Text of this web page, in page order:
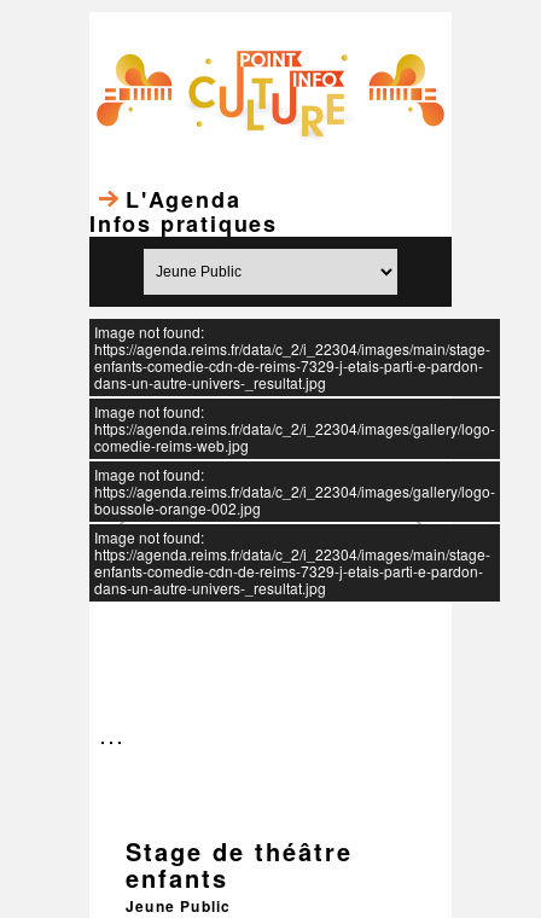
L'Agenda
Infos pratiques
Image not found:
https://agenda.reims.fr/data/c_2/i_22304/images/main/stage-
enfants-comedie-cdn-de-reims-7329-j-etais-parti-e-pardon-
dans-un-autre-univers-_resultat.jpg
Image not found:
https://agenda.reims.fr/data/c_2/i_22304/images/gallery/logo-
comedie-reims-web.jpg
Image not found:
https://agenda.reims.fr/data/c_2/i_22304/images/gallery/logo-
boussole-orange-002.jpg
Image not found:
https://agenda.reims.fr/data/c_2/i_22304/images/main/stage-
enfants-comedie-cdn-de-reims-7329-j-etais-parti-e-pardon-
dans-un-autre-univers-_resultat.jpg
Stage de théâtre
enfants
Jeune Public